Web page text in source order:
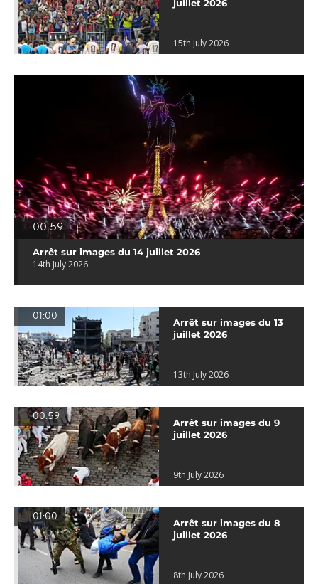
juillet 2026
15th July 2026
00:59
Arrêt sur images du 14 juillet 2026
14th July 2026
01:00
Arrêt sur images du 13
juillet 2026
13th July 2026
00:59
Arrêt sur images du 9
juillet 2026
9th July 2026
01:00
Arrêt sur images du 8
juillet 2026
8th July 2026